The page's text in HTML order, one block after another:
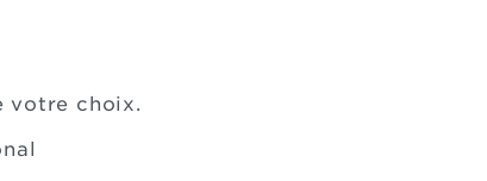
votre choix.